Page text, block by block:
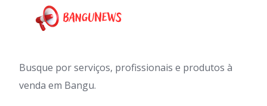
Busque por serviços, profissionais e produtos à
venda em Bangu.